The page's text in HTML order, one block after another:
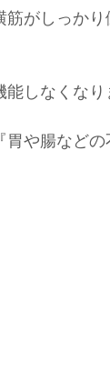
筋がしっかり
しなくなり
胃や腸などの